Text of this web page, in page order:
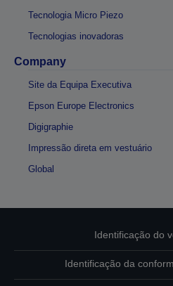
Tecnologia Micro Piezo
Tecnologias inovadoras
Company
Site da Equipa Executiva
Epson Europe Electronics
Digigraphie
Impressão direta em vestuário
Global
Identificação do
Identificação da